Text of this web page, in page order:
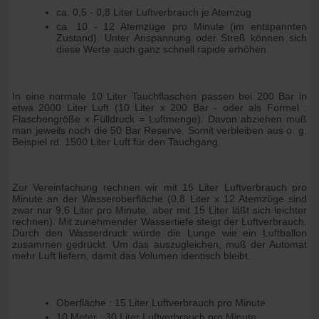
ca. 0,5 - 0,8 Liter Luftverbrauch je Atemzug
ca. 10 - 12 Atemzüge pro Minute (im entspannten
Zustand). Unter Anspannung oder Streß können sich
diese Werte auch ganz schnell rapide erhöhen.
In eine normale 10 Liter Tauchflaschen passen bei 200 Bar in
etwa 2000 Liter Luft (10 Liter x 200 Bar - oder als Formel :
Flaschengröße x Fülldruck = Luftmenge). Davon abziehen muß
man jeweils noch die 50 Bar Reserve. Somit verbleiben aus o. g.
Beispiel rd. 1500 Liter Luft für den Tauchgang.
Zur Vereinfachung rechnen wir mit 15 Liter Luftverbrauch pro
Minute an der Wasseroberfläche (0,8 Liter x 12 Atemzüge sind
zwar nur 9,6 Liter pro Minute, aber mit 15 Liter läßt sich leichter
rechnen). Mit zunehmender Wassertiefe steigt der Luftverbrauch.
Durch den Wasserdruck würde die Lunge wie ein Luftballon
zusammen gedrückt. Um das auszugleichen, muß der Automat
mehr Luft liefern, damit das Volumen identisch bleibt.
Oberfläche : 15 Liter Luftverbrauch pro Minute